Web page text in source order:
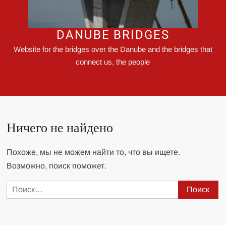
DANUBE BRIDGES
Website for the bridges over the Danube and the bridges that
connect us, the people
Ничего не найдено
Похоже, мы не можем найти то, что вы ищете.
Возможно, поиск поможет.
Найти: